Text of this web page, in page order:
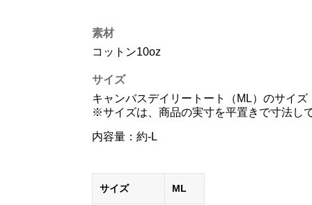
素材
コットン10oz
サイズ
キャンバスデイリートート（ML）のサイズ
※サイズは、商品の実寸を平置きで寸法し
内容量：約-L
サイズ ML